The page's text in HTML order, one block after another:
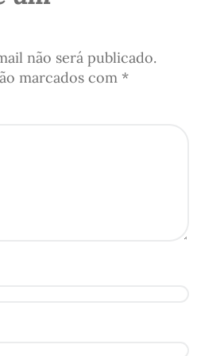
não será publicado.
marcados com *